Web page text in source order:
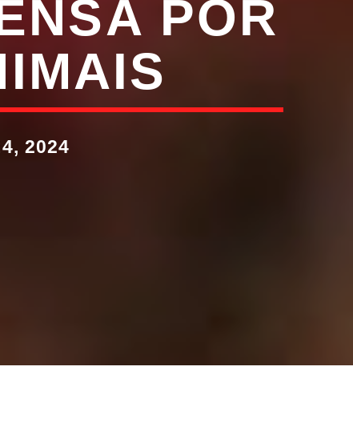
POR
2024